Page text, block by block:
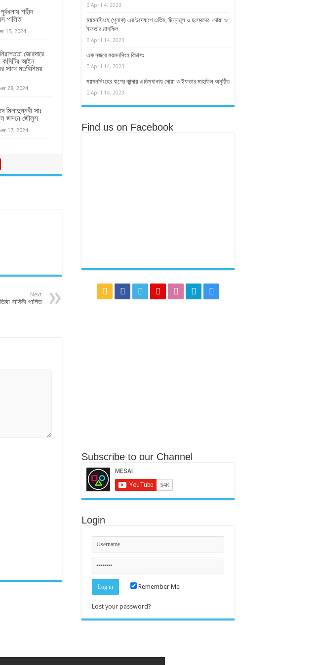
শহীদ
পালিত
15, 2024
জোরদারে
কমিটির আইন
সাথে মতবিনিময়
28, 2024
মিলাদুন্নবী সাঃ
জসনে জৌলুস
17, 2024
Next
বার্ষিকী পালিত
April 4, 2023
ময়মনসিংহে (পুনাক) এর উদ্যোগে এতিম, ছিন্নমূল ও দু:স্থদের দোয়া ও
ইফতার মাহফিল
April 14, 2023
এক নজরে ময়মনসিংহ বিভাগঃ
April 14, 2023
ময়মনসিংহের বাগের কান্দায় এতিমখানায় দোয়া ও ইফতার মাহফিল অনুষ্ঠিত
April 14, 2023
Find us on Facebook
Subscribe to our Channel
Login
Remember Me
Lost your password?